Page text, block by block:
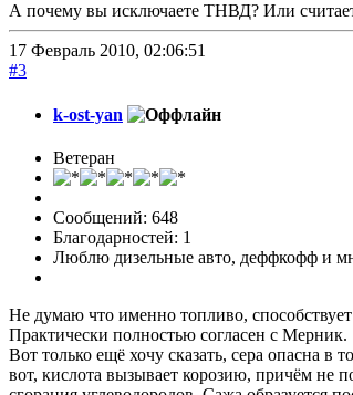
А почему вы исключаете ТНВД? Или
17 Февраль 2010, 02:06:51
#3
k-ost-yan
Ветеран
Сообщений: 648
Благодарностей: 1
Люблю дизельные авто, деффкофф и
Не думаю что именно топливо, способствует
Практически полностью согласен с Мерник.
Вот только ещё хочу сказать, сера опасна в
вот, кислота вызывает корозию, причём не